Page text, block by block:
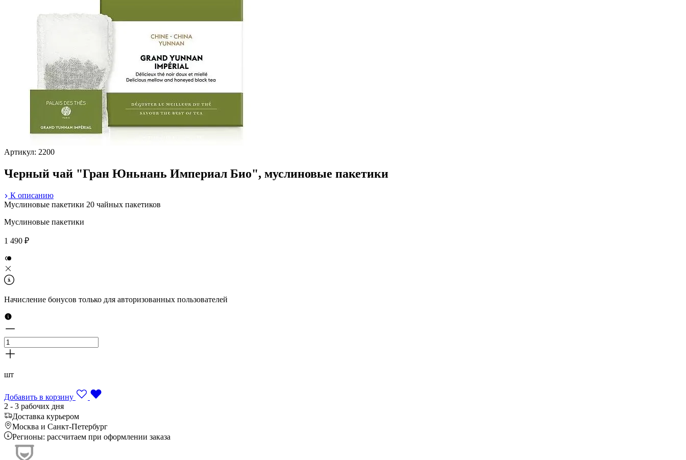
Артикул: 2200
Черный чай "Гран Юньнань Империал Био", муслиновые пакетики
К описанию
Муслиновые пакетики 20 чайных пакетиков
Муслиновые пакетики
1 490 ₽
Начисление бонусов только для авторизованных пользователей
шт
Добавить в корзину
2 - 3 рабочих дня
Доставка курьером
Москва и Санкт-Петербург
Регионы: рассчитаем при оформлении заказа